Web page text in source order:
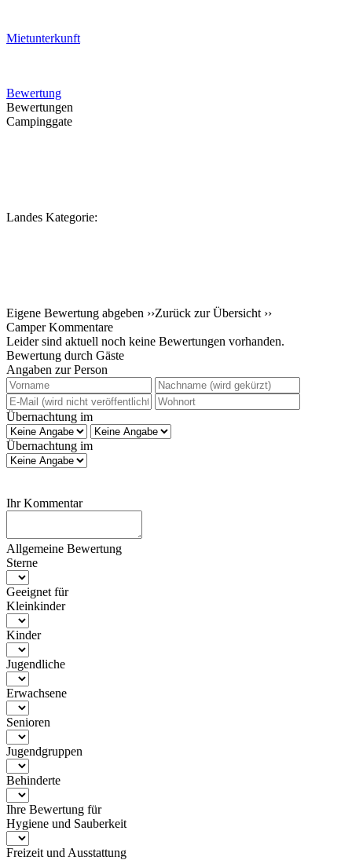
Mietunterkunft
Bewertung
Bewertungen
Campinggate
Landes Kategorie:
Eigene Bewertung abgeben ››Zurück zur Übersicht ››
Camper Kommentare
Leider sind aktuell noch keine Bewertungen vorhanden.
Bewertung durch Gäste
Angaben zur Person
Übernachtung im
Übernachtung im
Ihr Kommentar
Allgemeine Bewertung
Sterne
Geeignet für
Kleinkinder
Kinder
Jugendliche
Erwachsene
Senioren
Jugendgruppen
Behinderte
Ihre Bewertung für
Hygiene und Sauberkeit
Freizeit und Ausstattung